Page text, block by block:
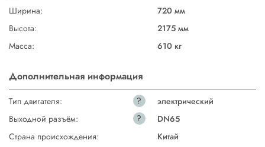
Ширина:
720 мм
Высота:
2175 мм
Масса:
610 кг
Дополнительная информация
Тип двигателя: ?
электрический
Выходной разъём:
?
DN65
Страна происхождения:
Китай